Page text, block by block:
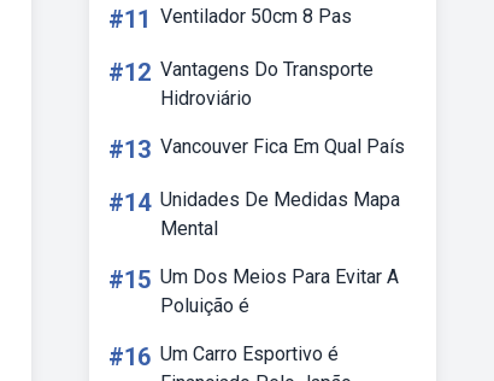
#11 Ventilador 50cm 8 Pas
#12 Vantagens Do Transporte
Hidroviário
#13 Vancouver Fica Em Qual País
#14 Unidades De Medidas Mapa
Mental
#15 Um Dos Meios Para Evitar A
Poluição é
#16 Um Carro Esportivo é